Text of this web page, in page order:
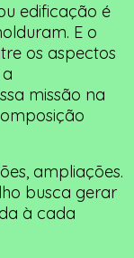
edificação é
E o
os aspectos
missão na
ampliações.
busca gerar
à cada